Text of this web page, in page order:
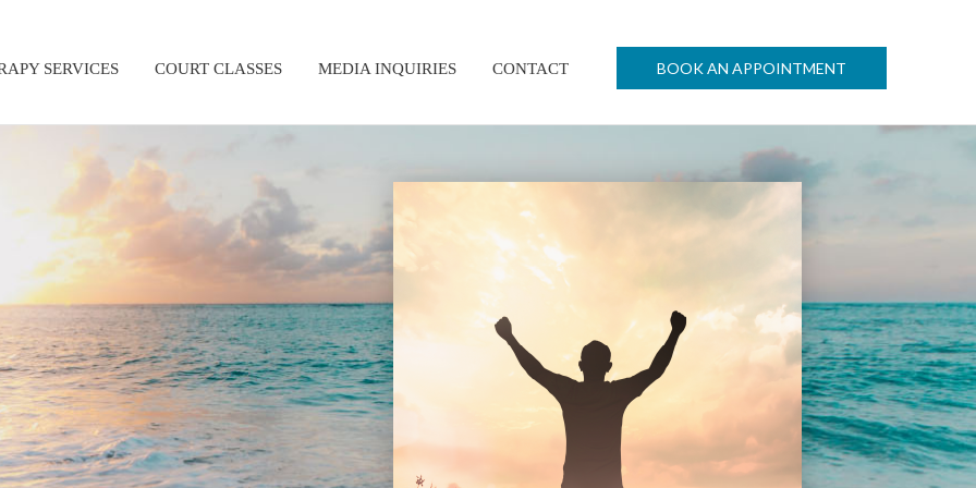
SERVICES COURT CLASSES MEDIA INQUIRIES CONTACT BOOK AN APPOINTMENT